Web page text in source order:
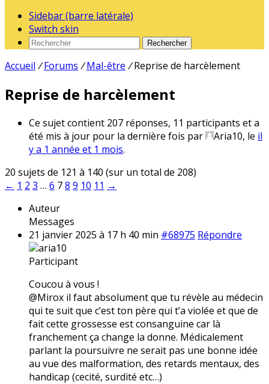
Sidebar (barre latérale)
Switch skin
Rechercher
Accueil / Forums / Mal-être / Reprise de harcèlement
Reprise de harcèlement
Ce sujet contient 207 réponses, 11 participants et a
été mis à jour pour la dernière fois par
Aria10, le il
y a 1 année et 1 mois.
20 sujets de 121 à 140 (sur un total de 208)
← 1 2 3 … 6 78 9 10 11 →
Auteur
Messages
21 janvier 2025 à 17 h 40 min #68975 Répondre
aria10
Participant
Coucou à vous !
@Mirox il faut absolument que tu révèle au médecin
qui te suit que c’est ton père qui t’a violée et que de
fait cette grossesse est consanguine car là
franchement ça change la donne. Médicalement
parlant la poursuivre ne serait pas une bonne idée
au vue des malformation, des retards mentaux, des
handicap (cecité, surdité etc…)